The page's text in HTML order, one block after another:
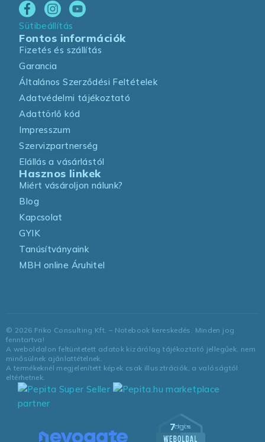
Sütibeállítás
Fontos információk
Fizetés és szállítás
Garancia
Általános Szerződési Feltételek
Adatvédelmi tájékoztató
Adattörlő kód
Impresszum
Szervizpartnerség
Elállás a vásárlástól
Hasznos linkek
Miért vásároljon nálunk?
Blog
Kapcsolat
GYIK
Tanúsítványaink
MBH online Áruhitel
© 2026 Friko Consulting Kft. – Notebook kereskedés. Minden jog
fenntartva!
A weboldalon feltüntetett adatok kizárólag tájékoztató jellegűek, nem
minősülnek ajánlattételnek.
A termékeknél megjelenített képek csak illusztrációk, a valóságtól
eltérhetnek.
marketplace
partner